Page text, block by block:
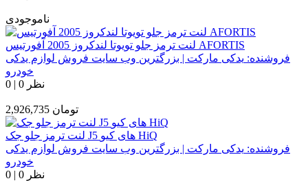
ناموجودی
لنت ترمز جلو تویوتا لندکروز 2005 آفورتیس AFORTIS
فروشنده: یدکی مارکت | بزرگترین وب سایت فروش لوازم یدکی
خودرو
0 | 0 نظر
2,926,735 تومان
لنت ترمز جلو جک J5 های کیو HiQ
فروشنده: یدکی مارکت | بزرگترین وب سایت فروش لوازم یدکی
خودرو
0 | 0 نظر